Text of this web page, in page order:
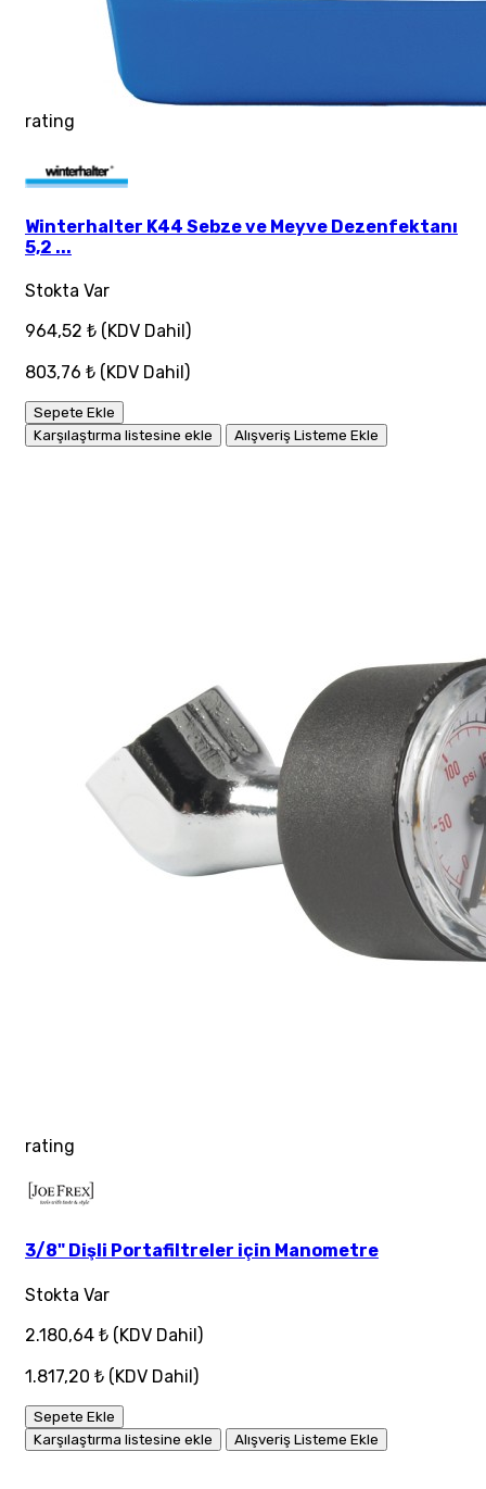
rating
Winterhalter K44 Sebze ve Meyve Dezenfektanı
5,2 ...
Stokta Var
964,52 ₺ (KDV Dahil)
803,76 ₺ (KDV Dahil)
Sepete Ekle
Karşılaştırma listesine ekle
Alışveriş Listeme Ekle
rating
3/8" Dişli Portafiltreler için Manometre
Stokta Var
2.180,64 ₺ (KDV Dahil)
1.817,20 ₺ (KDV Dahil)
Sepete Ekle
Karşılaştırma listesine ekle
Alışveriş Listeme Ekle